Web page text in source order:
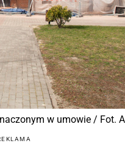
w umowie / Fot.